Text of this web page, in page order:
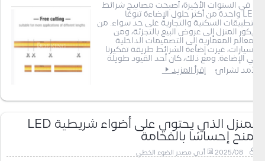
في السنوات الأخيرة، أصبحت مصابيح شرائط
LED واحدة من أكثر حلول الإضاءة تنوعًا
للتطبيقات السكنية والتجارية على حد سواء. من
ديكور المنزل إلى عروض البيع بالتجزئة، ومن
المعالم المعمارية إلى التصميمات الداخلية
للسيارات، غيرت إضاءة الشرائط طريقة تفكيرنا
في الإضاءة. ومع ذلك، كان أحد القيود طويلة
الأمد لشرائ
إقرأ المزيد
المنزل الذي يحتوي على أضواء شريطية LED
يمنح إحساسًا بالفخامة
2025/08 أدى مصدر الضوء الخطي